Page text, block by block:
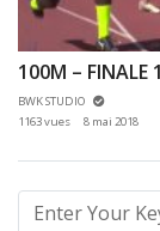
BWK STUDIO
1163 vues
8 mai 2018